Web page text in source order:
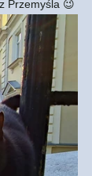
Przemyśla 😉